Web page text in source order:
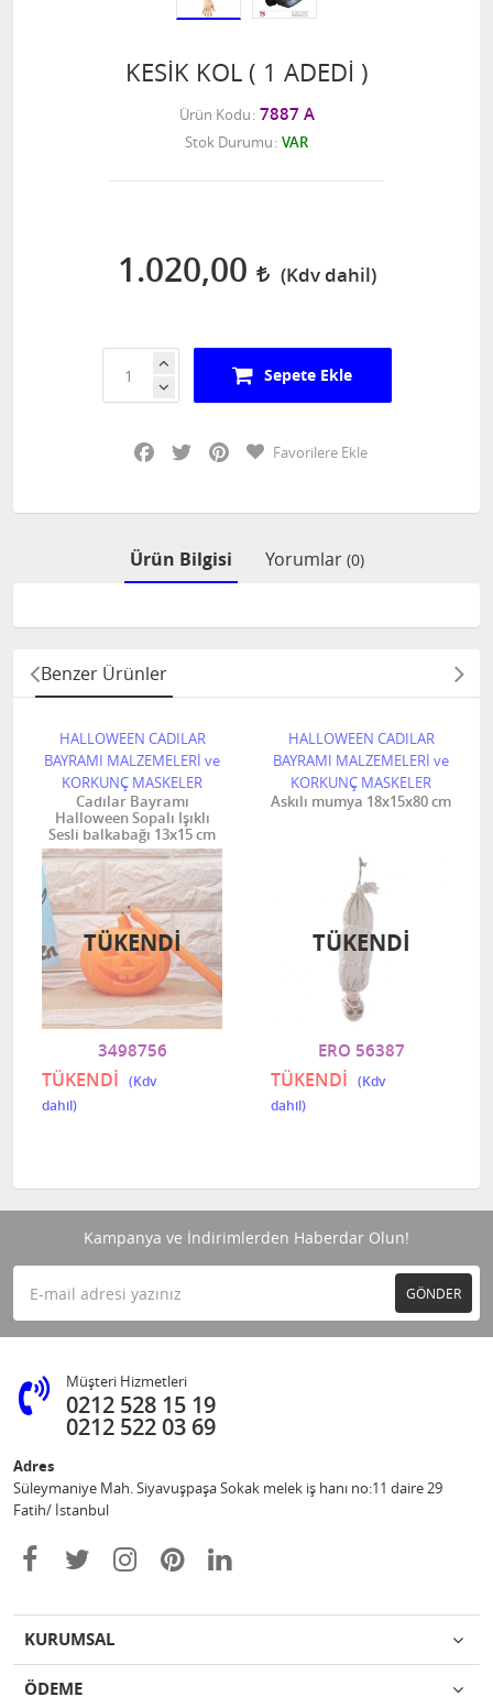
KESİK KOL ( 1 ADEDİ )
Ürün Kodu 7887 A
Stok Durumu VAR
1.020,00
Sepete Ekle
Facebook
Twitter PinterestFavorilere Ekle
Ürün Bilgisi Yorumlar (0)
Benzer Ürünler
HALLOWEEN CADILAR
BAYRAMI MALZEMELERİ ve
KORKUNÇ MASKELER
Cadılar Bayramı
Halloween Sopalı Işıklı
Sesli balkabağı 13x15 cm
3498756
TÜKENDİ
TÜKENDI
HALLOWEEN CADILAR
BAYRAMI MALZEMELERİ ve
KORKUNÇ MASKELER
Askılı mumya 18x15x80 cm
ERO 56387
TÜKENDİ
TÜKENDI
Kampanya ve İndirimlerden Haberdar Olun!
GÖNDER
Müşteri Hizmetleri
0212 528 15 19
0212 522 03 69
Adres
Süleymaniye Mah. Siyavuşpaşa Sokak melek iş hanı no:11 daire 29
Fatih/ İstanbul
KURUMSAL
ÖDEME